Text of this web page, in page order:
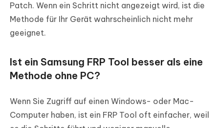
Patch. Wenn ein Schritt nicht angezeigt wird, ist die
Methode für Ihr Gerät wahrscheinlich nicht mehr
geeignet.
Ist ein Samsung FRP Tool besser als eine
Methode ohne PC?
Wenn Sie Zugriff auf einen Windows- oder Mac-
Computer haben, ist ein FRP Tool oft einfacher, weil